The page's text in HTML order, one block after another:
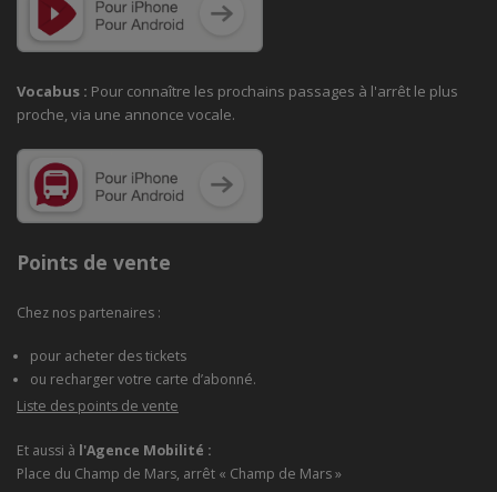
Vocabus : Pour connaître les prochains passages à l'arrêt le plus
proche, via une annonce vocale.
Points de vente
Chez nos partenaires :
pour acheter des tickets
ou recharger votre carte d’abonné.
Liste des points de vente
Et aussi à l'Agence Mobilité :
Place du Champ de Mars, arrêt « Champ de Mars »